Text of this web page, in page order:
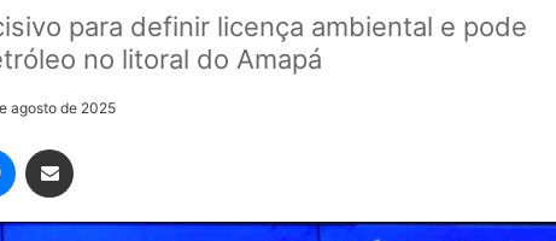
para definir licença ambiental e pode
no litoral do Amapá
agosto de 2025
Messenger